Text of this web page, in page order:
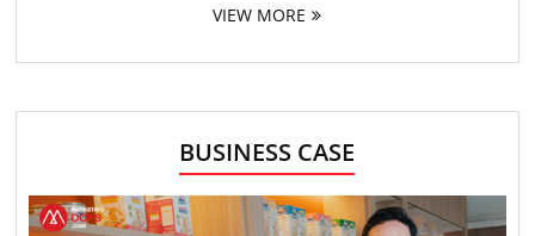
VIEW MORE
BUSINESS CASE